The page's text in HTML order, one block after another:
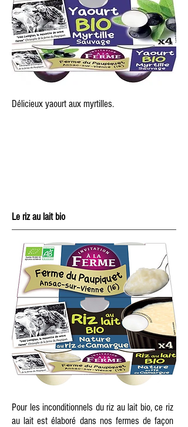
Délicieux yaourt aux myrtilles.
Le riz au lait bio
Pour les inconditionnels du riz au lait bio, ce riz
au lait est élaboré dans nos fermes de façon